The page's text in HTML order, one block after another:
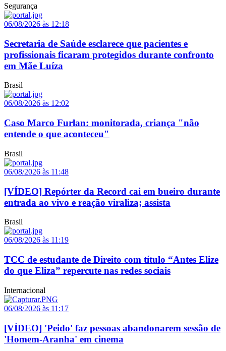
Segurança
06/08/2026 às 12:18
Secretaria de Saúde esclarece que pacientes e
profissionais ficaram protegidos durante confronto
em Mãe Luíza
Brasil
06/08/2026 às 12:02
Caso Marco Furlan: monitorada, criança "não
entende o que aconteceu"
Brasil
06/08/2026 às 11:48
[VÍDEO] Repórter da Record cai em bueiro durante
entrada ao vivo e reação viraliza; assista
Brasil
06/08/2026 às 11:19
TCC de estudante de Direito com título “Antes Elize
do que Eliza” repercute nas redes sociais
Internacional
06/08/2026 às 11:17
[VÍDEO] 'Peido' faz pessoas abandonarem sessão de
'Homem-Aranha' em cinema